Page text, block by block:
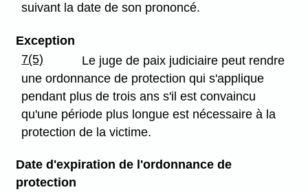
suivant la date de son prononcé.
Exception
7(5)
Le juge de paix judiciaire peut rendre
une ordonnance de protection qui s'applique
pendant plus de trois ans s'il est convaincu
qu'une période plus longue est nécessaire à la
protection de la victime.
Date d'expiration de l'ordonnance de
protection